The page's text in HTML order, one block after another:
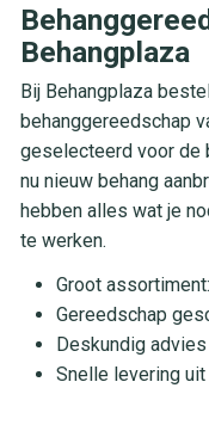
Behangplaza
Bij Behangplaza
behanggereedschap
geselecteerd voor de
nu nieuw behang
hebben alles wat je
te werken.
Groot
Gereedschap
Deskundig
Snelle levering